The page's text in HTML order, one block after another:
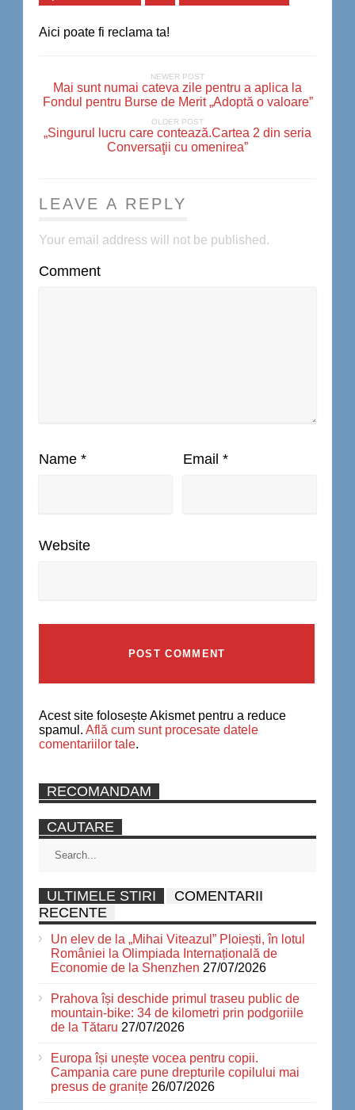
Aici poate fi reclama ta!
NEWER POST
Mai sunt numai cateva zile pentru a aplica la
Fondul pentru Burse de Merit „Adoptă o valoare”
OLDER POST
„Singurul lucru care contează.Cartea 2 din seria
Conversaţii cu omenirea”
LEAVE A REPLY
Your email address will not be published.
Comment
Name * Email *
Website
Acest site folosește Akismet pentru a reduce
spamul. Află cum sunt procesate datele
comentariilor tale.
RECOMANDAM
CAUTARE
ULTIMELE STIRI
COMENTARII
RECENTE
Un elev de la „Mihai Viteazul” Ploiești, în lotul
României la Olimpiada Internațională de
Economie de la Shenzhen 27/07/2026
Prahova își deschide primul traseu public de
mountain-bike: 34 de kilometri prin podgoriile
de la Tătaru 27/07/2026
Europa își unește vocea pentru copii.
Campania care pune drepturile copilului mai
presus de granițe 26/07/2026